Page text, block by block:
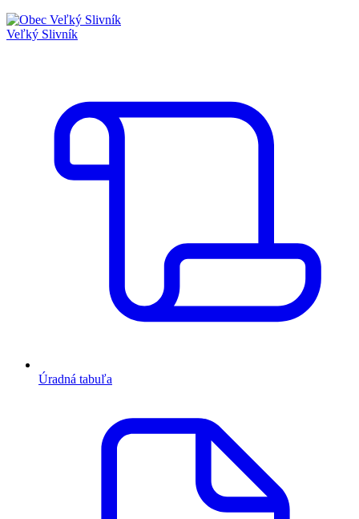
Veľký Slivník
Úradná tabuľa